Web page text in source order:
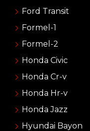
Ford Transit
Formel-1
Formel-2
Honda Civic
Honda Cr-v
Honda Hr-v
Honda Jazz
Hyundai Bayon